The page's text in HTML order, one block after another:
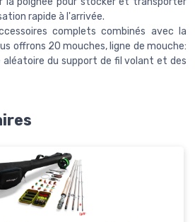
rapide à l'arrivée.
complets combinés avec la
offrons 20 mouches, ligne de mouche:
du support de fil volant et des